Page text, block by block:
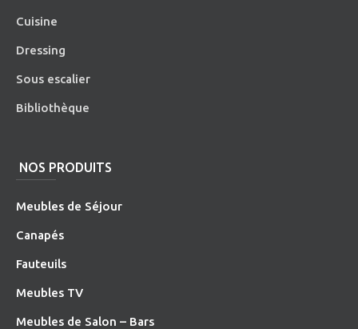
Cuisine
Dressing
Sous escalier
Bibliothèque
NOS PRODUITS
Meubles de Séjour
Canapés
Fauteuils
Meubles TV
Meubles de Salon – Bars